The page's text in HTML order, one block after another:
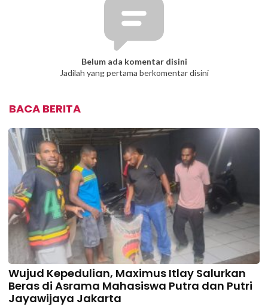
Belum ada komentar disini
Jadilah yang pertama berkomentar disini
BACA BERITA
Wujud Kepedulian, Maximus Itlay Salurkan
Beras di Asrama Mahasiswa Putra dan Putri
Jayawijaya Jakarta